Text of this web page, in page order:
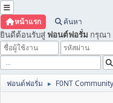
หน้าแรก ค้นหา
ยินดีต้อนรับสู่ ฟอนต์ฟอรั่ม กรุณา
ฟอนต์ฟอรั่ม ► F0NT